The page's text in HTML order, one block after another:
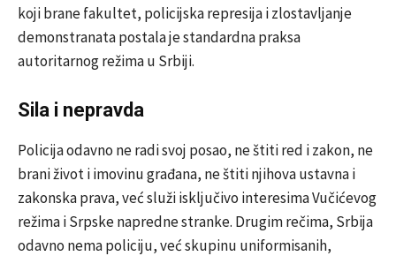
koji brane fakultet, policijska represija i zlostavljanje
demonstranata postala je standardna praksa
autoritarnog režima u Srbiji.
Sila i nepravda
Policija odavno ne radi svoj posao, ne štiti red i zakon, ne
brani život i imovinu građana, ne štiti njihova ustavna i
zakonska prava, već služi isključivo interesima Vučićevog
režima i Srpske napredne stranke. Drugim rečima, Srbija
odavno nema policiju, već skupinu uniformisanih,